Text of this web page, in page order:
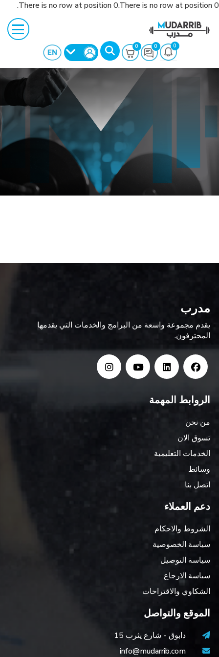
There is no row at position 0.There is no row at position 0.
0
0
0
مدرب
يقدم مجموعة واسعة من البرامج والخدمات التي يقدمها
المحترفون.
الروابط المهمة
من نحن
تسوق الان
الخدمات التعليمية
وسائط
اتصل بنا
دعم العملاء
الشروط والاحكام
سياسة الخصوصية
سياسة التوصيل
سياسة الارجاع
الشكاوي والاقتراحات
الموقع والتواصل
دابوق - شارع يثرب 15